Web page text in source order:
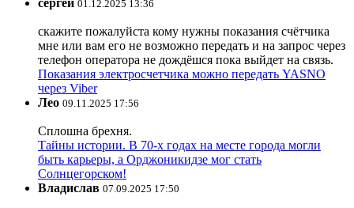
01.12.2025 13:36
скажите пожалуйста кому нужны показания счётчика
мне или вам его не возможно передать и на запрос через
телефон оператора не дождёшся пока выйдет на связь.
Показания электросчетчика можно передать YASNO
через Viber
Лео 09.11.2025 17:56
Сплошна брехня.
Тайны истории. В 70-х годах на месте города могли
быть карьеры, а Орджоникидзе мог стать
Солнцегорском!
Владислав 07.09.2025 17:50